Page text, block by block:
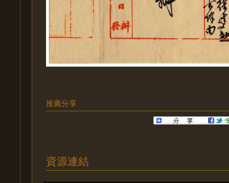
推薦分享
資源連結